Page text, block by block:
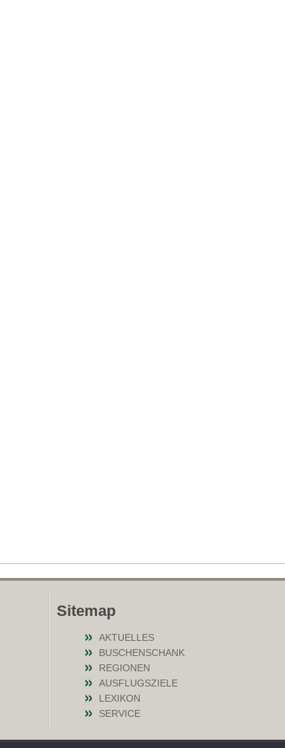
Sitemap
AKTUELLES
BUSCHENSCHANK
REGIONEN
AUSFLUGSZIELE
LEXIKON
SERVICE